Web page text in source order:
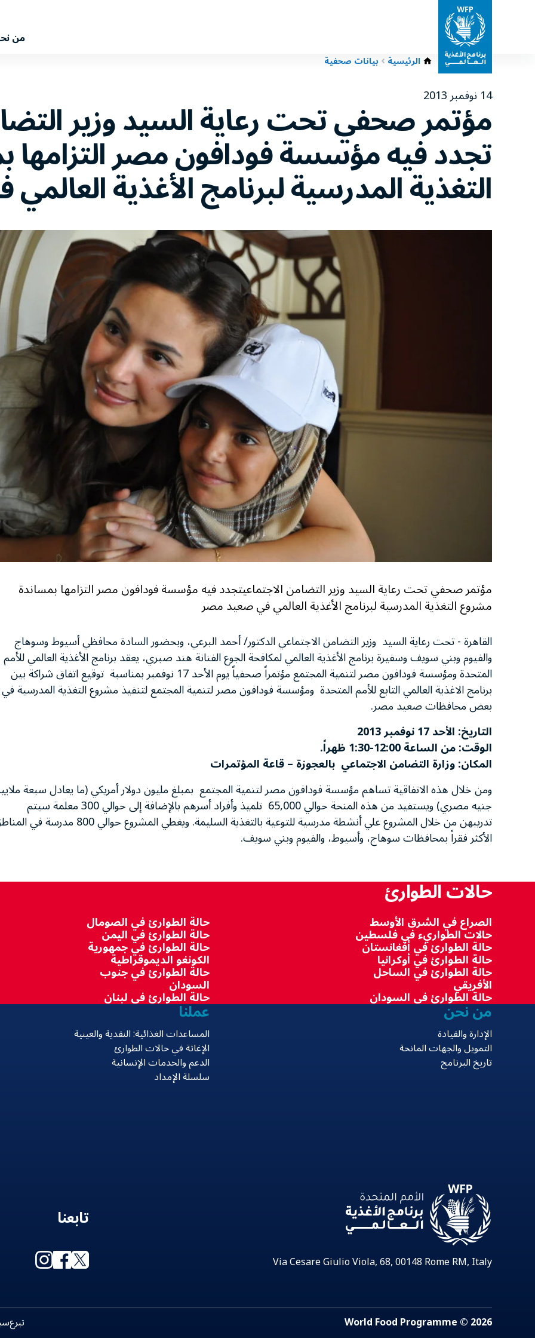
من
الرئيسية بيانات صحفية
14 نوفمبر 2013
مؤتمر صحفي تحت رعاية السيد وزير
تجدد فيه مؤسسة فودافون مصر
التغذية المدرسية لبرنامج الأغذية
مؤتمر صحفي تحت رعاية السيد وزير التضامن الاجتماعيتجدد فيه مؤسسة فودافون مصر التزامها بمساندة
مشروع التغذية المدرسية لبرنامج الأغذية العالمي في صعيد مصر
القاهرة - تحت رعاية السيد وزير التضامن الاجتماعي الدكتور/ أحمد البرعي، وبحضور السادة محافظي أسيوط وسوهاج
والفيوم وبني سويف وسفيرة برنامج الأغذية العالمي لمكافحة الجوع الفنانة هند صبري، يعقد برنامج الأغذية العالمي للأمم
المتحدة ومؤسسة فودافون مصر لتنمية المجتمع مؤتمراً صحفياً يوم الأحد 17 نوفمبر بمناسبة توقيع اتفاق شراكة بين
برنامج الاغذية العالمي التابع للأمم المتحدة ومؤسسة فودافون مصر لتنمية المجتمع لتنفيذ مشروع التغذية المدرسية في
بعض محافظات صعيد مصر.
التاريخ: الأحد 17 نوفمبر 2013
الوقت: من الساعة 12:00-1:30 ظهراً.
المكان: وزارة التضامن الاجتماعي بالعجوزة – قاعة المؤتمرات
ومن خلال هذه الاتفاقية تساهم مؤسسة فودافون مصر لتنمية المجتمع بمبلغ مليون دولار أمريكي (ما يعادل سبعة
جنيه مصري) ويستفيد من هذه المنحة حوالي 65,000 تلميذ وأفراد أسرهم بالإضافة إلى حوالي 300 معلمة سيتم
تدريبهن من خلال المشروع علي أنشطة مدرسية للتوعية بالتغذية السليمة. ويغطي المشروع حوالي 800
الأكثر فقراً بمحافظات سوهاج، وأسيوط، والفيوم وبني سويف.
حالات الطوارئ
الصراع في الشرق الأوسط
حالات الطواريء في فلسطين
حالة الطوارئ في أفغانستان
حالة الطوارئ في أوكرانيا
حالة الطوارئ في الساحل
الأفريقي
حالة الطوارئ في السودان
حالة الطوارئ في الصومال
حالة الطوارئ في اليمن
حالة الطوارئ في جمهورية
الكونغو الديموقراطية
حالة الطوارئ في جنوب
السودان
حالة الطوارئ في لبنان من نحن
الإدارة والقيادة
التمويل والجهات المانحة
تاريخ البرنامج
عملنا
المساعدات الغذائية: النقدية والعينية
الإغاثة في حالات الطوارئ
الدعم والخدمات الإنسانية
سلسلة الإمداد
Via Cesare Giulio Viola, 68, 00148 Rome RM, Italy
تابعنا
2026 © World Food Programme تبرع